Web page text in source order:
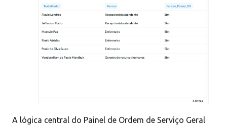
A lógica central do Painel de Ordem de Serviço Geral